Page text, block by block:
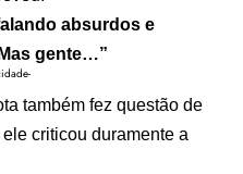
absurdos e
gente…”
também fez questão de
criticou duramente a